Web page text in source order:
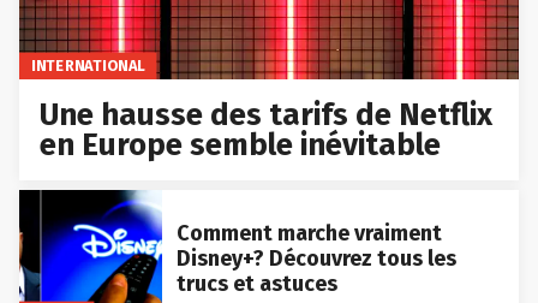
INTERNATIONAL
Une hausse des tarifs de Netflix
en Europe semble inévitable
Comment marche vraiment
Disney+? Découvrez tous les
trucs et astuces